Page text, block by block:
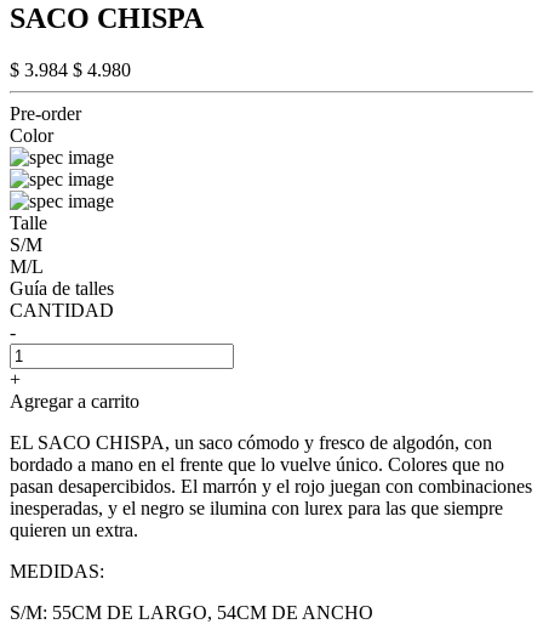
SACO CHISPA
$ 3.984 $ 4.980
Pre-order
Color
Talle
S/M
M/L
Guía de talles
CANTIDAD
-
+
Agregar a carrito
EL SACO CHISPA, un saco cómodo y fresco de algodón, con
bordado a mano en el frente que lo vuelve único. Colores que no
pasan desapercibidos. El marrón y el rojo juegan con combinaciones
inesperadas, y el negro se ilumina con lurex para las que siempre
quieren un extra.
MEDIDAS:
S/M: 55CM DE LARGO, 54CM DE ANCHO